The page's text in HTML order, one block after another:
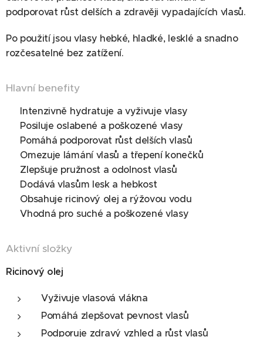
podporovat růst delších a zdravěji vypadajících vlasů.
Po použití jsou vlasy hebké, hladké, lesklé a snadno
rozčesatelné bez zatížení.
Hlavní benefity
✔ Intenzivně hydratuje a vyživuje vlasy
✔ Posiluje oslabené a poškozené vlasy
✔ Pomáhá podporovat růst delších vlasů
✔ Omezuje lámání vlasů a třepení konečků
✔ Zlepšuje pružnost a odolnost vlasů
✔ Dodává vlasům lesk a hebkost
✔ Obsahuje ricinový olej a rýžovou vodu
✔ Vhodná pro suché a poškozené vlasy
Aktivní složky
Ricinový olej
Vyživuje vlasová vlákna
Pomáhá zlepšovat pevnost vlasů
Podporuje zdravý vzhled a růst vlasů